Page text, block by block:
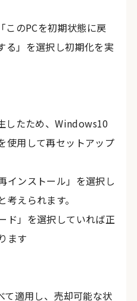
のPCを初期状態に戻
」を選択し初期化を実
したため、Windows10
使用して再セットアップ
インストール」を選択し
えられます。
ド」を選択していれば正
ます
て適用し、売却可能な状